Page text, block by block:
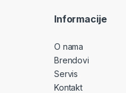
Informacije
O nama
Brendovi
Servis
Kontakt